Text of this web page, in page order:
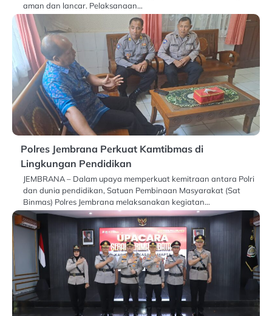
aman dan lancar. Pelaksanaan…
Polres Jembrana Perkuat Kamtibmas di
Lingkungan Pendidikan
JEMBRANA – Dalam upaya memperkuat kemitraan antara Polri
dan dunia pendidikan, Satuan Pembinaan Masyarakat (Sat
Binmas) Polres Jembrana melaksanakan kegiatan…